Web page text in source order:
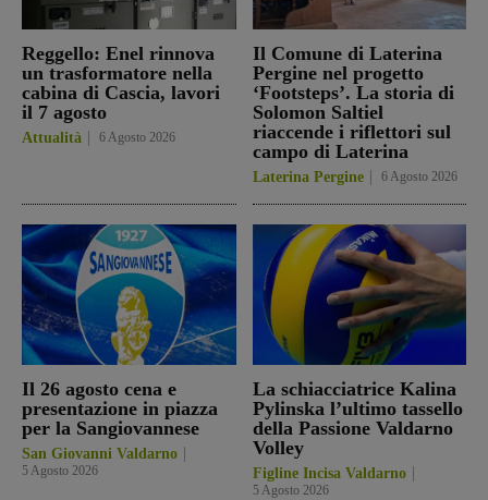
Reggello: Enel rinnova
un trasformatore nella
cabina di Cascia, lavori
il 7 agosto
Attualità 6 Agosto 2026
Il Comune di Laterina
Pergine nel progetto
‘Footsteps’. La storia di
Solomon Saltiel
riaccende i riflettori sul
campo di Laterina
Laterina Pergine 6 Agosto 2026
Il 26 agosto cena e
presentazione in piazza
per la Sangiovannese
San Giovanni Valdarno
5 Agosto 2026
La schiacciatrice Kalina
Pylinska l’ultimo tassello
della Passione Valdarno
Volley
Figline Incisa Valdarno
5 Agosto 2026